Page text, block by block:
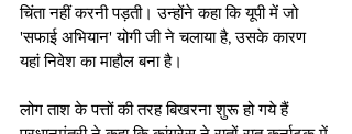
चिंता नहीं करनी पड़ती। उन्होंने कहा कि यूपी में जो
'सफाई अभियान' योगी जी ने चलाया है, उसके कारण
यहां निवेश का माहौल बना है।
लोग ताश के पत्तों की तरह बिखरना शुरू हो गये हैं